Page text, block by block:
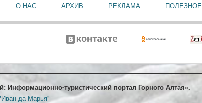
О НАС АРХИВ РЕКЛАМА ПОЛЕЗНОЕ
Информационно-туристический портал Горного Алтая».
да Марья"